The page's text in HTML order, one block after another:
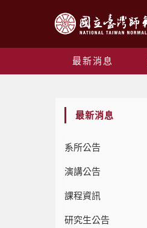
最新消息
最新消息
系所公告
演講公告
課程資訊
研究生公告